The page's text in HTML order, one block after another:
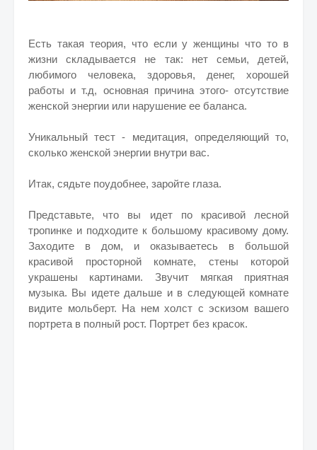
Есть такая теория, что если у женщины что то в
жизни складывается не так: нет семьи, детей,
любимого человека, здоровья, денег, хорошей
работы и т.д, основная причина этого- отсутствие
женской энергии или нарушение ее баланса.
Уникальный тест - медитация, определяющий то,
сколько женской энергии внутри вас.
Итак, сядьте поудобнее, заройте глаза.
Представьте, что вы идет по красивой лесной
тропинке и подходите к большому красивому дому.
Заходите в дом, и оказываетесь в большой
красивой просторной комнате, стены которой
украшены картинами. Звучит мягкая приятная
музыка. Вы идете дальше и в следующей комнате
видите мольберт. На нем холст с эскизом вашего
портрета в полный рост. Портрет без красок.